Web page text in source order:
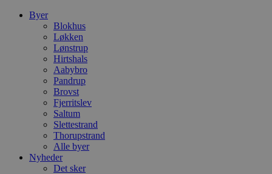
Byer
Blokhus
Løkken
Lønstrup
Hirtshals
Aabybro
Pandrup
Brovst
Fjerritslev
Saltum
Slettestrand
Thorupstrand
Alle byer
Nyheder
Det sker